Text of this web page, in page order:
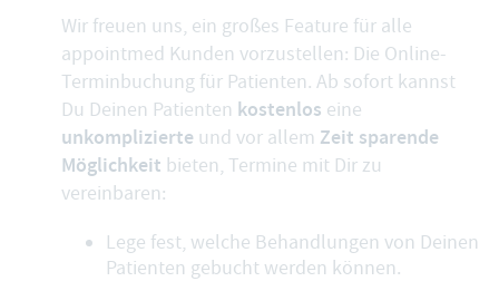
Wir freuen uns, ein großes Feature für alle
appointmed Kunden vorzustellen: Die Online-
Terminbuchung für Patienten. Ab sofort kannst
Du Deinen Patienten kostenlos eine
unkomplizierte und vor allem Zeit sparende
Möglichkeit bieten, Termine mit Dir zu
vereinbaren:
Lege fest, welche Behandlungen von Deinen
Patienten gebucht werden können.